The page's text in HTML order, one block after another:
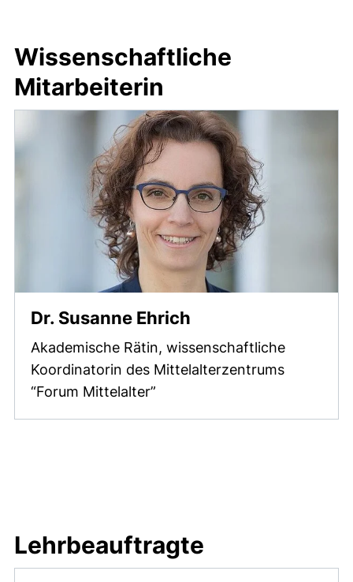
Wissenschaftliche
Mitarbeiterin
Dr. Susanne Ehrich
Akademische Rätin, wissenschaftliche
Koordinatorin des Mittelalterzentrums
“Forum Mittelalter”
Lehrbeauftragte